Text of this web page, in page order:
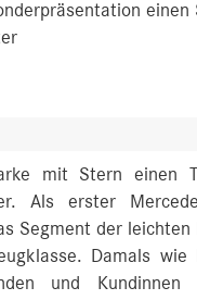
mit Stern einen
Als erster
der leichten
Damals
und